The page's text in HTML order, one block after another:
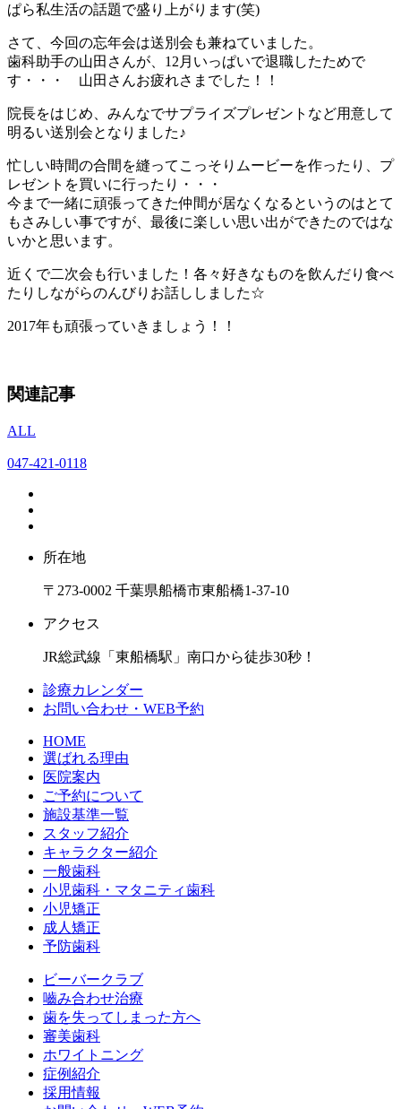
ぱら私生活の話題で盛り上がります(笑)
さて、今回の忘年会は送別会も兼ねていました。
歯科助手の山田さんが、12月いっぱいで退職したためで
す・・・ 山田さんお疲れさまでした！！
院長をはじめ、みんなでサプライズプレゼントなど用意して
明るい送別会となりました♪
忙しい時間の合間を縫ってこっそりムービーを作ったり、プ
レゼントを買いに行ったり・・・
今まで一緒に頑張ってきた仲間が居なくなるというのはとて
もさみしい事ですが、最後に楽しい思い出ができたのではな
いかと思います。
近くで二次会も行いました！各々好きなものを飲んだり食べ
たりしながらのんびりお話ししました☆
2017年も頑張っていきましょう！！
関連記事
ALL
047-421-0118
所在地
〒273-0002 千葉県船橋市東船橋1-37-10
アクセス
JR総武線「東船橋駅」南口から徒歩30秒！
診療カレンダー
お問い合わせ・WEB予約
HOME
選ばれる理由
医院案内
ご予約について
施設基準一覧
スタッフ紹介
キャラクター紹介
一般歯科
小児歯科・マタニティ歯科
小児矯正
成人矯正
予防歯科
ビーバークラブ
嚙み合わせ治療
歯を失ってしまった方へ
審美歯科
ホワイトニング
症例紹介
採用情報